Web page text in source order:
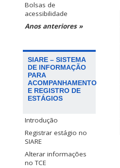
Bolsas de
acessibilidade
Anos anteriores »
SIARE – SISTEMA
DE INFORMAÇÃO
PARA
ACOMPANHAMENTO
E REGISTRO DE
ESTÁGIOS
Introdução
Registrar estágio no
SIARE
Alterar informações
no TCE